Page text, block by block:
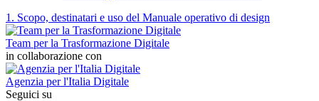
1. Scopo, destinatari e uso del Manuale operativo di design
Team per la Trasformazione Digitale
in collaborazione con
Agenzia per l'Italia Digitale
Seguici su